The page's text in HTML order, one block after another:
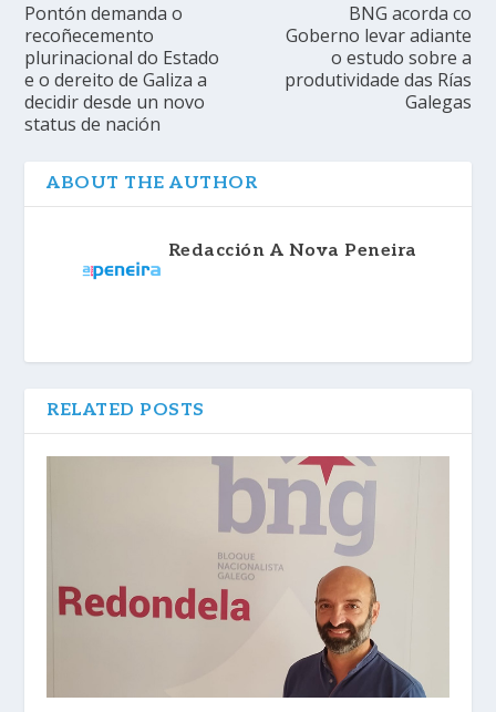
Pontón demanda o
recoñecemento
plurinacional do Estado
e o dereito de Galiza a
decidir desde un novo
status de nación
BNG acorda co
Goberno levar adiante
o estudo sobre a
produtividade das Rías
Galegas
ABOUT THE AUTHOR
Redacción A Nova Peneira
RELATED POSTS